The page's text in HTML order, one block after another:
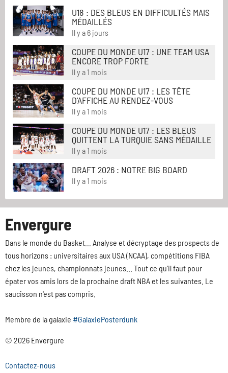
U18 : DES BLEUS EN DIFFICULTÉS MAIS
MÉDAILLÉS
Il y a 6 jours
COUPE DU MONDE U17 : UNE TEAM USA
ENCORE TROP FORTE
Il y a 1 mois
COUPE DU MONDE U17 : LES TÊTE
D'AFFICHE AU RENDEZ-VOUS
Il y a 1 mois
COUPE DU MONDE U17 : LES BLEUS
QUITTENT LA TURQUIE SANS MÉDAILLE
Il y a 1 mois
DRAFT 2026 : NOTRE BIG BOARD
Il y a 1 mois
Envergure
Dans le monde du Basket... Analyse et décryptage des prospects de
tous horizons : universitaires aux USA (NCAA), compétitions FIBA
chez les jeunes, championnats jeunes... Tout ce qu'il faut pour
épater vos amis lors de la prochaine draft NBA et les suivantes. Le
saucisson n'est pas compris.
Membre de la galaxie #GalaxiePosterdunk
© 2026 Envergure
Contactez-nous